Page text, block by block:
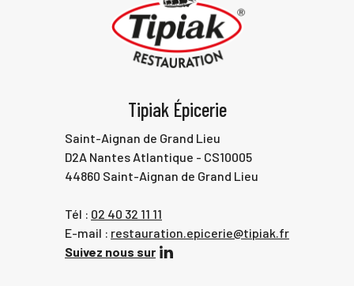
Tipiak Épicerie
Saint-Aignan de Grand Lieu
D2A Nantes Atlantique - CS10005
44860 Saint-Aignan de Grand Lieu
Tél : 02 40 32 11 11
E-mail : restauration.epicerie@tipiak.fr
Suivez nous sur